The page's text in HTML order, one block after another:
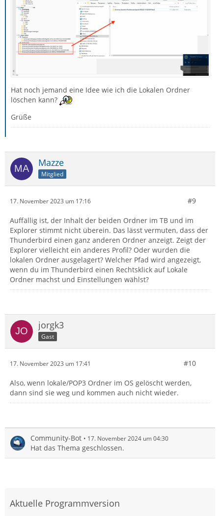
Hat noch jemand eine Idee wie ich die Lokalen Ordner
löschen kann?
Grüße
Mazze
Mitglied
17. November 2023 um 17:16 #9
Auffällig ist, der Inhalt der beiden Ordner im TB und im
Explorer stimmt nicht überein. Das lässt vermuten, dass der
Thunderbird einen ganz anderen Ordner anzeigt. Zeigt der
Explorer vielleicht ein anderes Profil? Oder wurden die
lokalen Ordner ausgelagert? Welcher Pfad wird angezeigt,
wenn du im Thunderbird einen Rechtsklick auf Lokale
Ordner machst und Einstellungen wählst?
jorgk3
Gast
17. November 2023 um 17:41 #10
Also, wenn lokale/POP3 Ordner im OS gelöscht werden,
dann sind sie weg und kommen auch nicht wieder.
Community-Bot 17. November 2024 um 04:30
Hat das Thema geschlossen.
Aktuelle Programmversion